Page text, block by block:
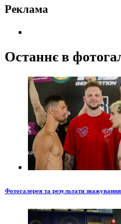
Реклама
Останнє в
Фотогалерея та результати